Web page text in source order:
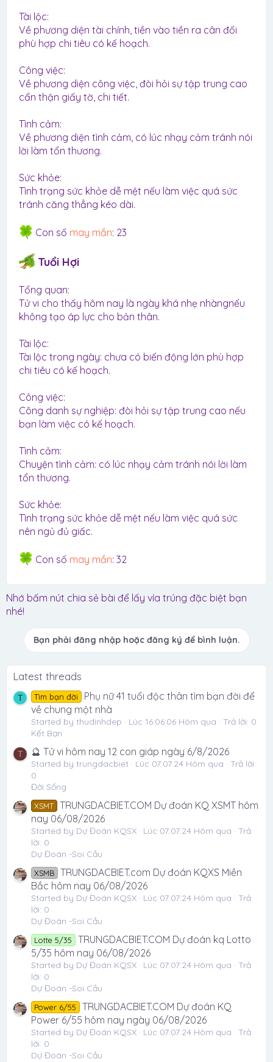
Tài lộc:
Về phương diện tài chính, tiền vào tiền ra cân đối
phù hợp chi tiêu có kế hoạch.
Công việc:
Về phương diện công việc, đòi hỏi sự tập trung cao
cẩn thận giấy tờ, chi tiết.
Tình cảm:
Về phương diện tình cảm, có lúc nhạy cảm tránh nói
lời làm tổn thương.
Sức khỏe:
Tình trạng sức khỏe dễ mệt nếu làm việc quá sức
tránh căng thẳng kéo dài.
Con số may mắn: 23
Tuổi Hợi
Tổng quan:
Tử vi cho thấy hôm nay là ngày khá nhẹ nhàngnếu
không tạo áp lực cho bản thân.
Tài lộc:
Tài lộc trong ngày: chưa có biến động lớn phù hợp
chi tiêu có kế hoạch.
Công việc:
Công danh sự nghiệp: đòi hỏi sự tập trung cao nếu
bạn làm việc có kế hoạch.
Tình cảm:
Chuyện tình cảm: có lúc nhạy cảm tránh nói lời làm
tổn thương.
Sức khỏe:
Tình trạng sức khỏe dễ mệt nếu làm việc quá sức
nên ngủ đủ giấc.
Con số may mắn: 32
Nhớ bấm nút chia sẻ bài để lấy vía trúng đặc biệt bạn
nhé!
Bạn phải đăng nhập hoặc đăng ký để bình luận.
Latest threads
T Tìm bạn đời
Phụ nữ 41 tuổi độc thân tìm bạn đời để
về chung một nhà
Started by thudinhdep Lúc 16:06:06 Hôm qua
Trả lời: 0
Kết Bạn
T 🔮 Tử vi hôm nay 12 con giáp ngày 6/8/2026
Started by trungdacbiet Lúc 07:07:24 Hôm qua
Trả lời:
0
Đời Sống
XSMT TRUNGDACBIET.COM Dự đoán KQ XSMT hôm
nay 06/08/2026
Started by Dự Đoán KQSX Lúc 07:07:24 Hôm qua
Trả
lời: 0
Dự Đoán -Soi Cầu
XSMB
TRUNGDACBIET.com Dự đoán KQXS Miền
Bắc hôm nay 06/08/2026
Started by Dự Đoán KQSX Lúc 07:07:24 Hôm qua
Trả
lời: 0
Dự Đoán -Soi Cầu
Lotte 5/35
TRUNGDACBIET.COM Dự đoán kq Lotto
5/35 hôm nay 06/08/2026
Started by Dự Đoán KQSX Lúc 07:07:24 Hôm qua
Trả
lời: 0
Dự Đoán -Soi Cầu
Power 6/55
TRUNGDACBIET.COM Dự đoán KQ
Power 6/55 hôm nay ngày 06/08/2026
Started by Dự Đoán KQSX Lúc 07:07:24 Hôm qua
Trả
lời: 0
Dự Đoán -Soi Cầu